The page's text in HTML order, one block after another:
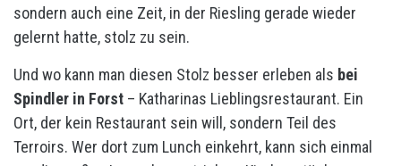
sondern auch eine Zeit, in der Riesling gerade wieder
gelernt hatte, stolz zu sein.
Und wo kann man diesen Stolz besser erleben als bei
Spindler in Forst – Katharinas Lieblingsrestaurant. Ein
Ort, der kein Restaurant sein will, sondern Teil des
Terroirs. Wer dort zum Lunch einkehrt, kann sich einmal